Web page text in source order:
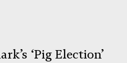
‘Pig Election’